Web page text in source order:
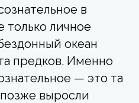
в
только личное
океан
предков. Именно
— это та
выросли